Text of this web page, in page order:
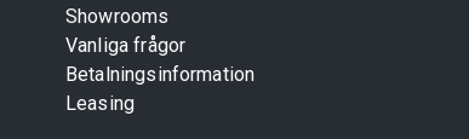
Showrooms
Vanliga frågor
Betalningsinformation
Leasing